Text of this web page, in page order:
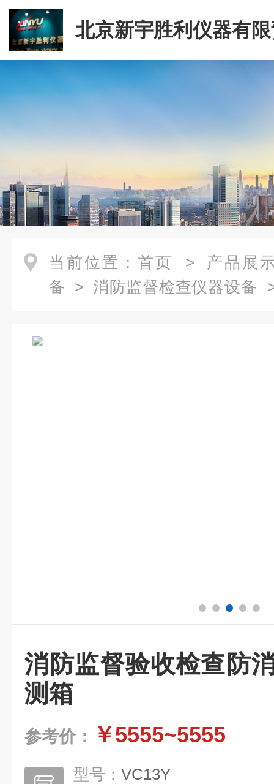
北京新宇胜利仪器有
司
当前位置： 首页 > 产品展
备 > 消防监督检查仪器设备
消防监督验收检查防
测箱
参考价： ￥5555~5555
型号： VC13Y